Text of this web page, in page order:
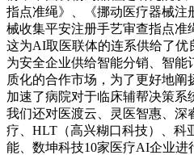
指点准绳》、《挪动医疗器械注
械收集平安注册手艺审查指点准
这为AI取医联体的连系供给了优
为安全企业供给智能分销、智能
质化的合作市场，为了更好地阐
加速了病院对于临床辅帮决策系
我们还对医渡云、灵医智惠、深
疗、HLT（高兴糊口科技）、科
能、数坤科技10家医疗AI企业